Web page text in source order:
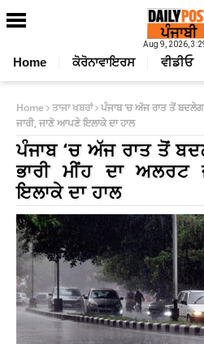
Aug 9, 2026,
Home ਕੋਰੋਨਾਵਾਇਰਸ ਵੀਡੀਓ
Home ਤਾਜਾ ਖਬਰਾਂ ਪੰਜਾਬ ‘ਚ ਅੱਜ ਰਾਤ ਤੋਂ
ਜਾਰੀ, ਜਾਣੋ ਆਪਣੇ ਇਲਾਕੇ ਦਾ ਹਾਲ
ਪੰਜਾਬ ‘ਚ ਅੱਜ ਰਾਤ ਤੋਂ
ਭਾਰੀ ਮੀਂਹ ਦਾ ਅਲਰਟ
ਇਲਾਕੇ ਦਾ ਹਾਲ